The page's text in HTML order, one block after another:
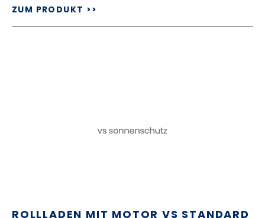
ZUM PRODUKT >>
ROLLLADEN MIT MOTOR VS STANDARD